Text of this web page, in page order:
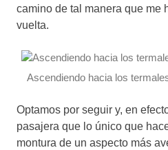
camino de tal manera que me
vuelta.
Ascendiendo hacia los
Optamos por seguir y, en
pasajera que lo único que
montura de un aspecto más